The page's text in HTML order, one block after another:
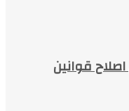
قوانین